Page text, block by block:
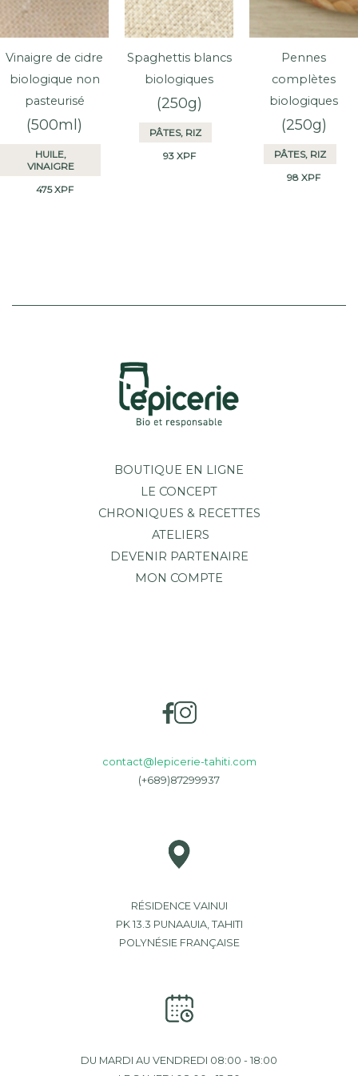
Vinaigre de cidre
biologique non
pasteurisé
(500ml)
HUILE,
VINAIGRE
475XPF
Spaghettis blancs
biologiques
(250g)
PÂTES, RIZ
93 XPF
Pennes
complètes
biologiques
(250g)
PÂTES, RIZ
98 XPF
BOUTIQUE EN LIGNE
LE CONCEPT
CHRONIQUES & RECETTES
ATELIERS
DEVENIR PARTENAIRE
MON COMPTE
contact@lepicerie-tahiti.com
(+689)87299937
RÉSIDENCE VAINUI
PK 13.3 PUNAAUIA, TAHITI
POLYNÉSIE FRANÇAISE
DU MARDI AU VENDREDI 08:00 - 18:00